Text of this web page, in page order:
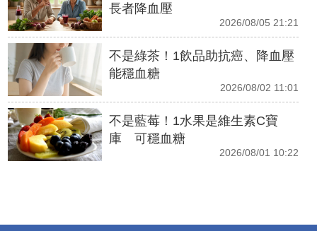
長者降血壓
2026/08/05 21:21
不是綠茶！1飲品助抗癌、降血壓
能穩血糖
2026/08/02 11:01
不是藍莓！1水果是維生素C寶
庫 可穩血糖
2026/08/01 10:22